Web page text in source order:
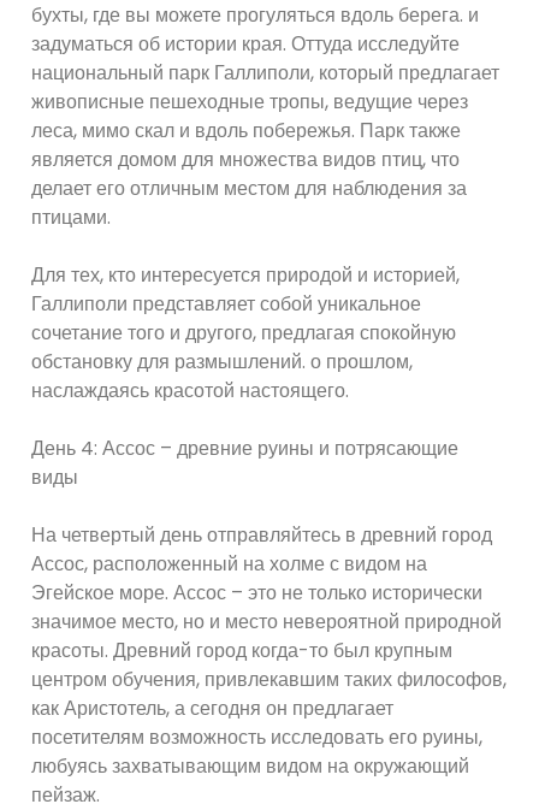
бухты, где вы можете прогуляться вдоль берега. и
задуматься об истории края. Оттуда исследуйте
национальный парк Галлиполи, который предлагает
живописные пешеходные тропы, ведущие через
леса, мимо скал и вдоль побережья. Парк также
является домом для множества видов птиц, что
делает его отличным местом для наблюдения за
птицами.
Для тех, кто интересуется природой и историей,
Галлиполи представляет собой уникальное
сочетание того и другого, предлагая спокойную
обстановку для размышлений. о прошлом,
наслаждаясь красотой настоящего.
День 4: Ассос – древние руины и потрясающие
виды
На четвертый день отправляйтесь в древний город
Ассос, расположенный на холме с видом на
Эгейское море. Ассос – это не только исторически
значимое место, но и место невероятной природной
красоты. Древний город когда-то был крупным
центром обучения, привлекавшим таких философов,
как Аристотель, а сегодня он предлагает
посетителям возможность исследовать его руины,
любуясь захватывающим видом на окружающий
пейзаж.